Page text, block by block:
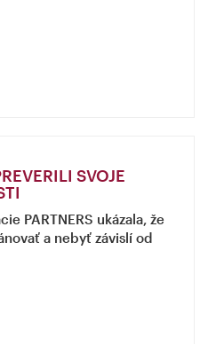
SVOJE
PARTNERS ukázala, že
a nebyť závislí od